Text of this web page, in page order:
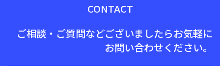
CONTACT
ご相談・ご質問などございましたらお気軽に
お問い合わせください。